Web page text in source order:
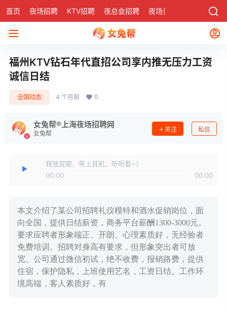
首页 夜场招聘 KTV招聘 夜总会招聘 夜场资讯 社区
福州KTV钻石年代直招公司享内推无压力工资
诚信日结
全国动态 4 个月前 0
女兔帮®上海夜场招聘网
女兔帮
关注 私信
释放双眼，带上耳机，听听看~！
00:00
00:00
本文介绍了某公司招聘礼仪模特和酒水促销岗位，面
向全国，提供日结薪资，商务平台薪酬1300-3000元。
要求应聘者形象端正、开朗、心理素质好，无经验者
免费培训。招聘对身高有要求，但形象突出者可放
宽。公司通过微信初试，绝不收费，报销路费，提供
住宿，保护隐私，上班使用艺名，工资日结。工作环
境高端，客人素质好，有